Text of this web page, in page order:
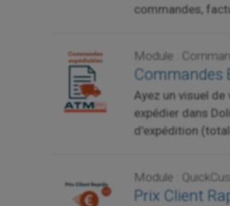
commandes,
Module :
Commandes
Ayez un visuel
expédier dans
d'expédition
Module :
Prix Client